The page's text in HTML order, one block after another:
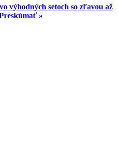
výhodných setoch so zľavou až
»